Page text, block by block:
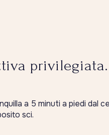
privilegiata.
a 5 minuti a piedi
sci.